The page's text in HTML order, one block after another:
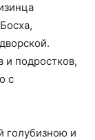
и подростков,
с
голубизною и